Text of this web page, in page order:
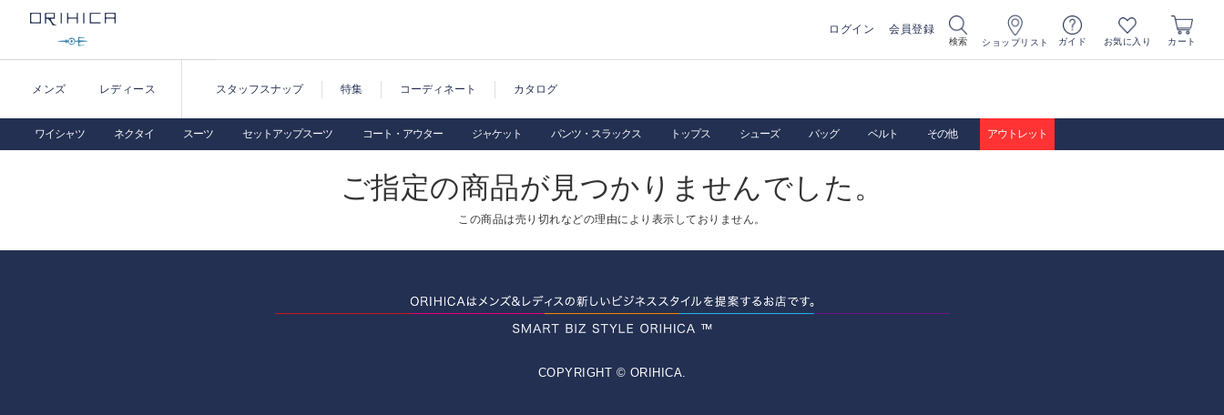
ログイン 会員登録
検索 ショップリスト ガイド お気に入り カート
メンズ レディース スタッフスナップ 特集 コーディネート カタログ
ワイシャツ ネクタイ スーツ セットアップスーツ コート・アウター ジャケット パンツ・スラックス トップス シューズ バッグ ベルト その他 アウトレット
ご指定の商品が見つかりませんでした。
この商品は売り切れなどの理由により表示しておりません。
COPYRIGHT © ORIHICA.